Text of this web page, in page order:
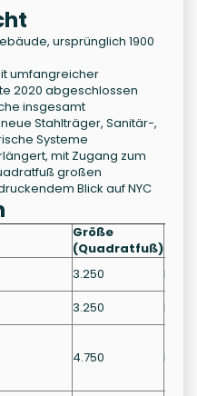
ursprünglich 1900
umfangreicher
2020 abgeschlossen
insgesamt
Stahlträger, Sanitär-,
Systeme
mit Zugang zum
großen
Blick auf NYC
Größe
(Quadratfuß)
3.250
3.250
4.750 Büro